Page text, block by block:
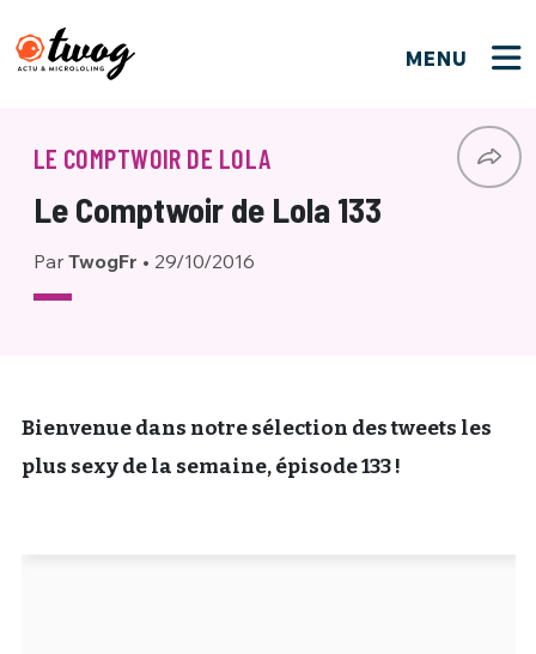
MENU
LE COMPTWOIR DE LOLA
Le Comptwoir de Lola 133
Par TwogFr • 29/10/2016
Bienvenue dans notre sélection des tweets les
plus sexy de la semaine, épisode 133 !
PSEUDO*
Connexion
MOT DE PASSE Mot de passe perdu ?
VOTRE PARTICIPATION
Que souhaitez-vous proposer ?
Quelques tweets
M'INSCRIRE